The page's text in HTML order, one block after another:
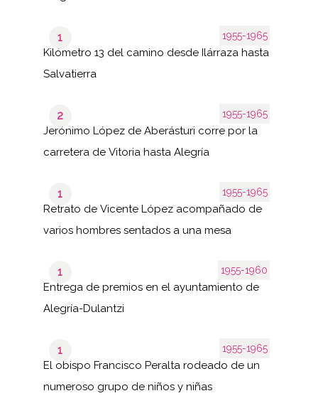
1955-1965
1
Kilómetro 13 del camino desde Ilárraza hasta
Salvatierra
1955-1965
2
Jerónimo López de Aberásturi corre por la
carretera de Vitoria hasta Alegría
1955-1965
1
Retrato de Vicente López acompañado de
varios hombres sentados a una mesa
1955-1960
1
Entrega de premios en el ayuntamiento de
Alegría-Dulantzi
1955-1965
1
El obispo Francisco Peralta rodeado de un
numeroso grupo de niños y niñas